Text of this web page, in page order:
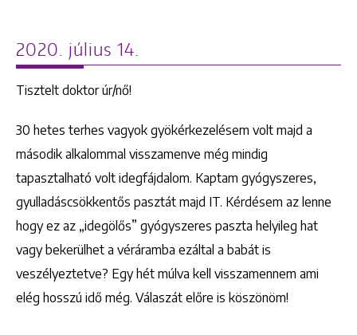
2020. július 14.
Tisztelt doktor úr/nő!
30 hetes terhes vagyok gyökérkezelésem volt majd a
második alkalommal visszamenve még mindig
tapasztalható volt idegfájdalom. Kaptam gyógyszeres,
gyulladáscsökkentős pasztát majd IT. Kérdésem az lenne
hogy ez az „idegölős” gyógyszeres paszta helyileg hat
vagy bekerülhet a véráramba ezáltal a babát is
veszélyeztetve? Egy hét múlva kell visszamennem ami
elég hosszú idő még. Válaszát előre is köszönöm!